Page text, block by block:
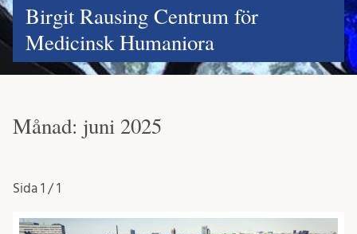
Birgit Rausing Centrum för
Medicinsk Humaniora
Månad: juni 2025
Sida 1 / 1